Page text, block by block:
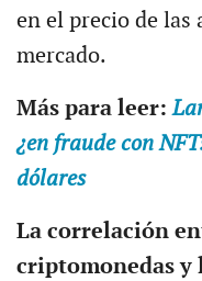
en el precio de las
mercado.
Más para leer:
¿en fraude con
dólares
La correlación
criptomonedas y